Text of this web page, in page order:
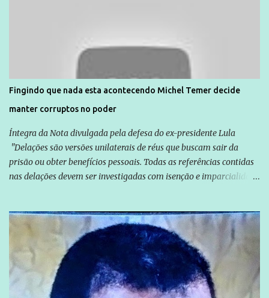
são vítimas de violência, estão em situação de risco ou têm seus
direitos violados. Leia mais: Anistia Internacional cobra do Brasil
solução do caso Amarildo - Terra Brasil
Fingindo que nada esta acontecendo Michel Temer decide
manter corruptos no poder
Íntegra da Nota divulgada pela defesa do ex-presidente Lula
"Delações são versões unilaterais de réus que buscam sair da
prisão ou obter benefícios pessoais. Todas as referências contidas
nas delações devem ser investigadas com isenção e imparcialidade
Globo manteve com o Grupo Odebrecht, citada na delação de
Emílio Odebrecht. Lula sempre atuou para promover o Brasil no
exterior, e não para promover determinadas empresas ou
empresários" Assina a nota o advogado Cristiano Zanin Martins